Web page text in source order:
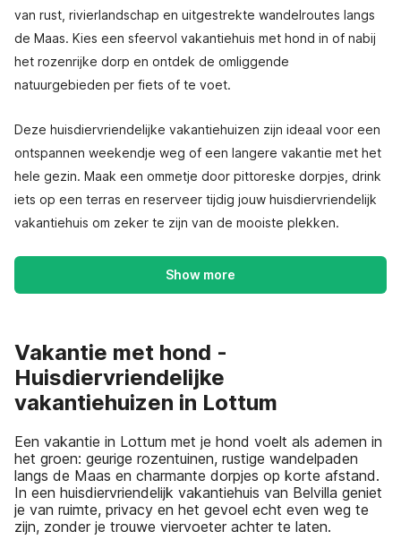
van rust, rivierlandschap en uitgestrekte wandelroutes langs
de Maas. Kies een sfeervol vakantiehuis met hond in of nabij
het rozenrijke dorp en ontdek de omliggende
natuurgebieden per fiets of te voet.
Deze huisdiervriendelijke vakantiehuizen zijn ideaal voor een
ontspannen weekendje weg of een langere vakantie met het
hele gezin. Maak een ommetje door pittoreske dorpjes, drink
iets op een terras en reserveer tijdig jouw huisdiervriendelijk
vakantiehuis om zeker te zijn van de mooiste plekken.
Show more
Vakantie met hond -
Huisdiervriendelijke
vakantiehuizen in Lottum
Een vakantie in Lottum met je hond voelt als ademen in
het groen: geurige rozentuinen, rustige wandelpaden
langs de Maas en charmante dorpjes op korte afstand.
In een huisdiervriendelijk vakantiehuis van Belvilla geniet
je van ruimte, privacy en het gevoel echt even weg te
zijn, zonder je trouwe viervoeter achter te laten.